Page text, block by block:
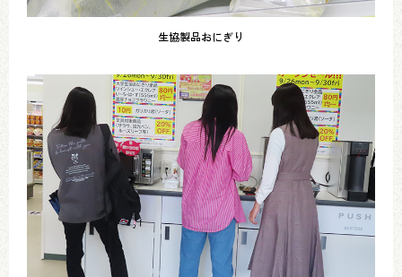
生協製品おにぎり